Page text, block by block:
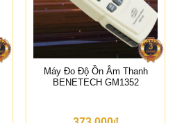
Máy Đo Độ Ồn Âm Thanh
BENETECH GM1352